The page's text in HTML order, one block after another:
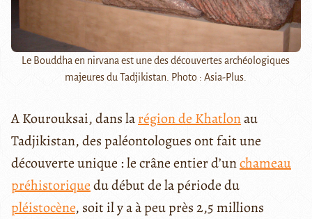
Le Bouddha en nirvana est une des découvertes archéologiques
majeures du Tadjikistan. Photo : Asia-Plus.
A Kourouksai, dans larégion de Khatlonau
Tadjikistan, des paléontologues ont fait une
découverte unique : le crâne entier d’unchameau
préhistoriquedu début de la période du
pléistocène, soit il y a à peu près 2,5 millions